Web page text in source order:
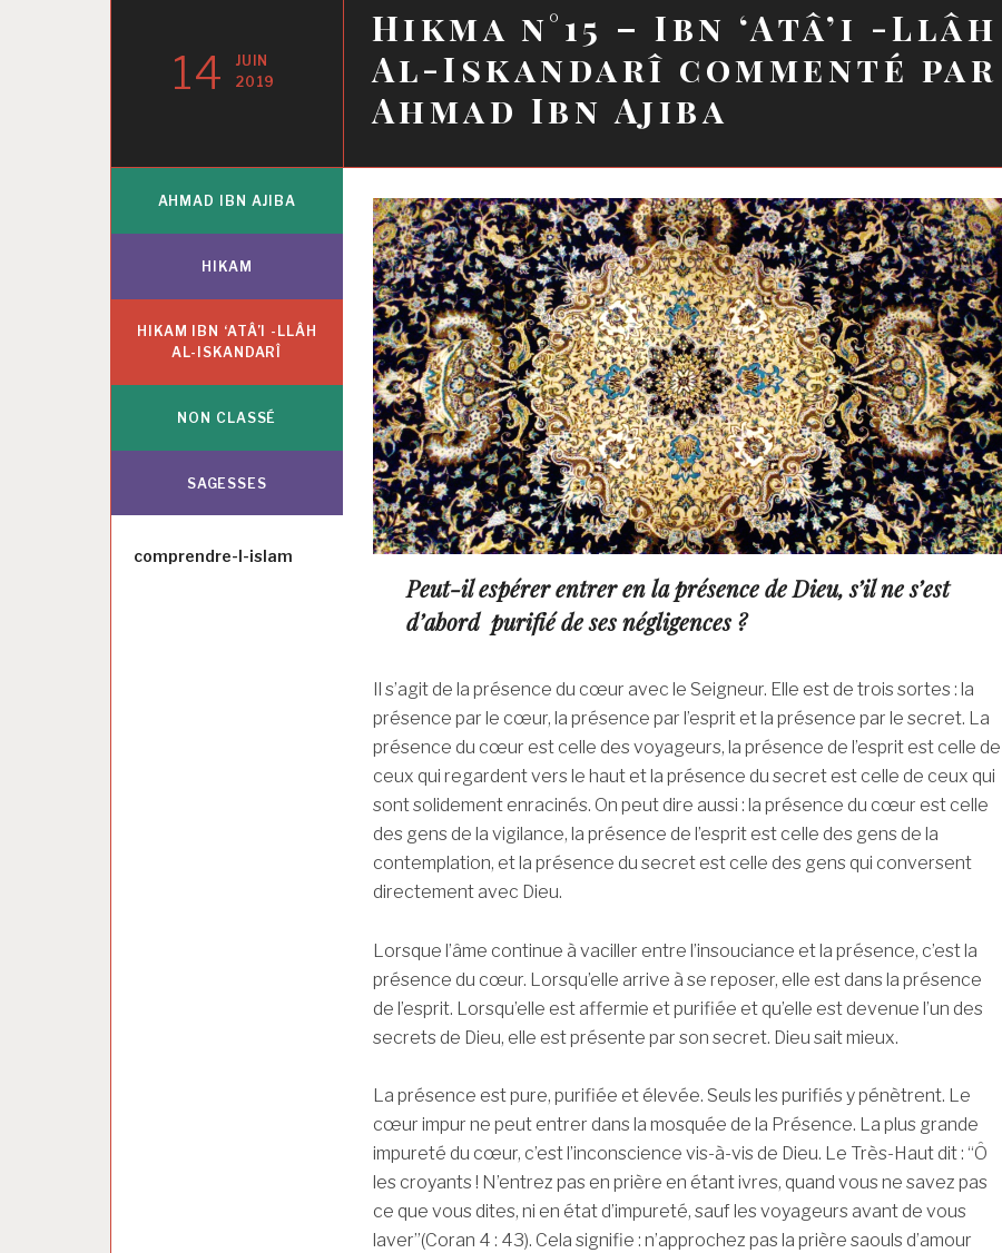
Hikma n°15 – Ibn ‘Atâ’i -Llâh
Al-Iskandarî commenté par
Ahmad Ibn Ajiba
14
JUIN
2019
Peut-il espérer entrer en la présence de Dieu, s’il ne s’est
d’abord purifié de ses négligences ?
Il s’agit de la présence du cœur avec le Seigneur. Elle est de trois sortes : la
présence par le cœur, la présence par l’esprit et la présence par le secret. La
présence du cœur est celle des voyageurs, la présence de l’esprit est celle de
ceux qui regardent vers le haut et la présence du secret est celle de ceux qui
sont solidement enracinés. On peut dire aussi : la présence du cœur est celle
des gens de la vigilance, la présence de l’esprit est celle des gens de la
contemplation, et la présence du secret est celle des gens qui conversent
directement avec Dieu.
Lorsque l’âme continue à vaciller entre l’insouciance et la présence, c’est la
présence du cœur. Lorsqu’elle arrive à se reposer, elle est dans la présence
de l’esprit. Lorsqu’elle est affermie et purifiée et qu’elle est devenue l’un des
secrets de Dieu, elle est présente par son secret. Dieu sait mieux.
La présence est pure, purifiée et élevée. Seuls les purifiés y pénètrent. Le
cœur impur ne peut entrer dans la mosquée de la Présence. La plus grande
impureté du cœur, c’est l’inconscience vis-à-vis de Dieu. Le Très-Haut dit : “Ô
les croyants ! N’entrez pas en prière en étant ivres, quand vous ne savez pas
ce que vous dites, ni en état d’impureté,­ sauf les voyageurs ­avant de vous
laver”(Coran 4 : 43). Cela signifie : n’approchez pas la prière saouls d’amour
AHMAD IBN AJIBA
HIKAM
HIKAM IBN ‘ATÂ’I -LLÂH
AL-ISKANDARÎ
NON CLASSÉ
SAGESSES
Auteur
comprendre-l-islam